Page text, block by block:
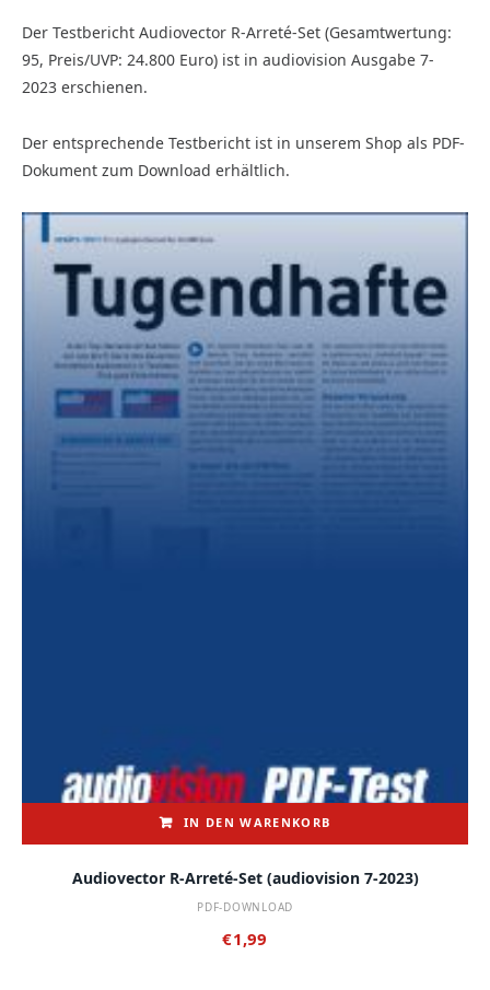
Der Testbericht Audiovector R-Arreté-Set (Gesamtwertung:
95, Preis/UVP: 24.800 Euro) ist in audiovision Ausgabe 7-
2023 erschienen.
Der entsprechende Testbericht ist in unserem Shop als PDF-
Dokument zum Download erhältlich.
IN DEN WARENKORB
Audiovector R-Arreté-Set (audiovision 7-2023)
PDF-DOWNLOAD
€1,99